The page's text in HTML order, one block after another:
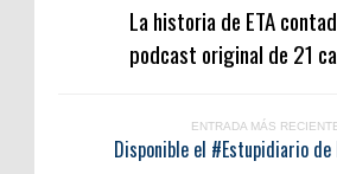
La historia de ETA
podcast original de 21
ENTRADA MÁS
Disponible el #Estupidiario